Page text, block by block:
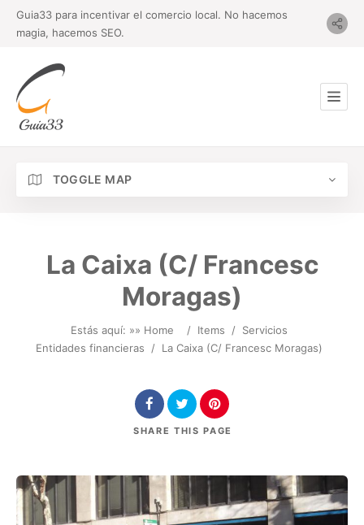
Guia33 para incentivar el comercio local. No hacemos
magia, hacemos SEO.
TOGGLE MAP
La Caixa (C/ Francesc
Moragas)
Estás aquí: »» Home / Items / Servicios
Entidades financieras
/ La Caixa (C/ Francesc Moragas)
SHARE THIS PAGE